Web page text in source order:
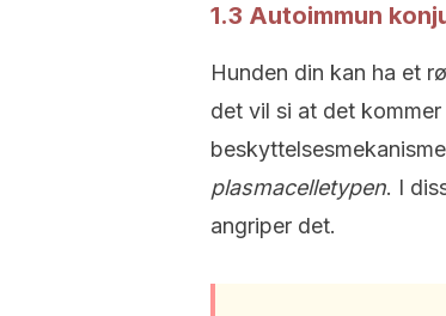
1.3 Autoimmun
Hunden din kan ha et
det vil si at det
plasmacelletypen. I
angriper det.